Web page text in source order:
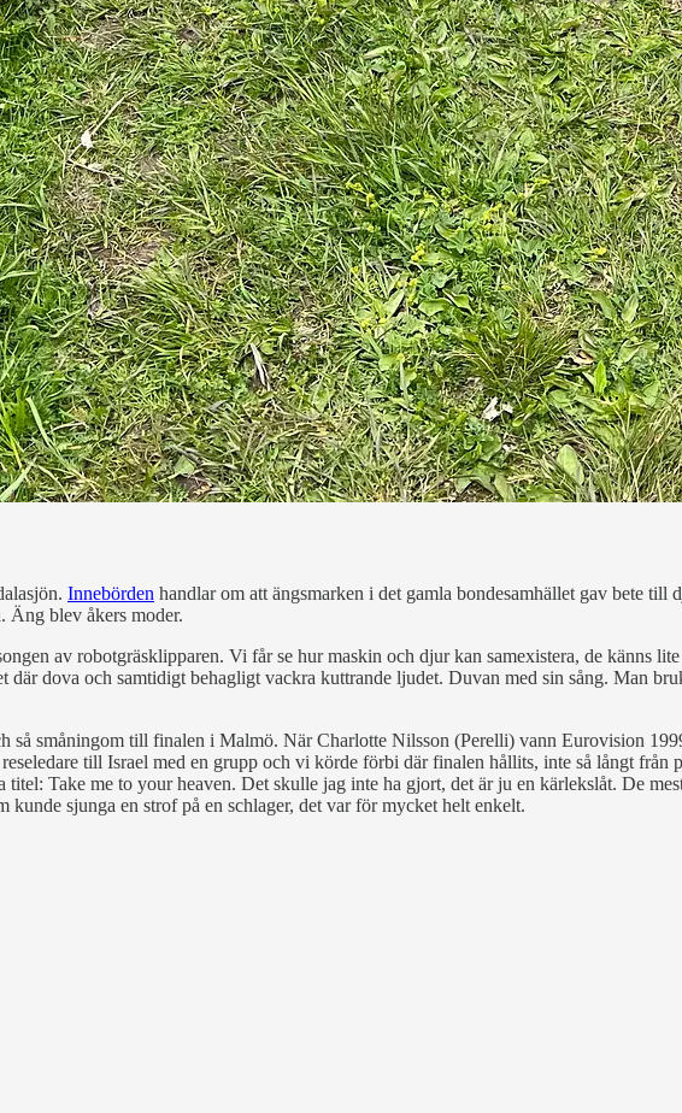
Innebörden handlar om att ängsmarken i det gamla bondesamhället gav bete
Äng blev åkers moder.
av robotgräsklipparen. Vi får se hur maskin och djur kan samexistera, de känns
dova och samtidigt behagligt vackra kuttrande ljudet. Duvan med sin sång. Man
småningom till finalen i Malmö. När Charlotte Nilsson (Perelli) vann Eurovision
till Israel med en grupp och vi körde förbi där finalen hållits, inte så långt från
Take me to your heaven. Det skulle jag inte ha gjort, det är ju en kärlekslåt. De
sjunga en strof på en schlager, det var för mycket helt enkelt.